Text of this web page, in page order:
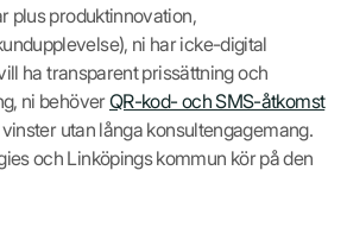
plus produktinnovation,
ni har icke-digital
ha transparent prissättning och
ni behöverQR-kod- och SMS-åtkomst
utan långa konsultengagemang.
och Linköpings kommun kör på den